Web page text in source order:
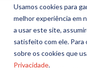
Usamos cookies para
melhor experiência em
a usar este site,
satisfeito com ele.
sobre os cookies que
Privacidade.
5 dicas
evitar
cargas
porTI Prestex